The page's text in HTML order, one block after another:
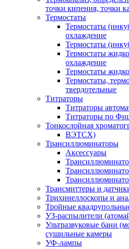
точки кипения, точки
Термостаты
Термостаты
охлаждение
Термостаты
Термостаты
охлаждение
Термостаты
Термостаты,
твердотельные
Титраторы
Титраторы
Титраторы по
Тонкослойная
ВЭТСХ)
Трансиллюминаторы
Аксессуары
Трансмиттеры и
Трихинеллоскопы и
Тройные
УЗ-распылители
Ультразвуковые бани
сушильные камеры
УФ-лампы